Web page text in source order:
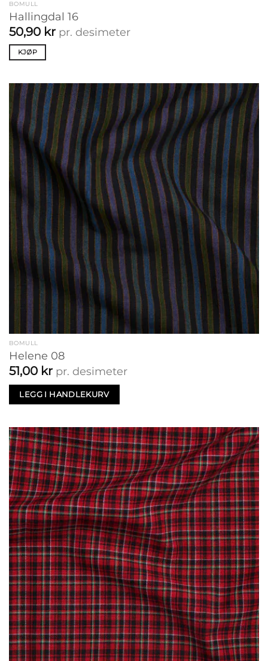
BOMULL
Hallingdal 16
50,90 kr pr. desimeter
KJØP
BOMULL
Helene 08
51,00 kr pr. desimeter
LEGG I HANDLEKURV